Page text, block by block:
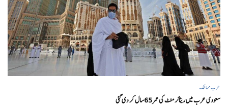
عرب ممالک
سعودی عرب میں ریٹائرمنٹ کی عمر 65سال کر دی گئی